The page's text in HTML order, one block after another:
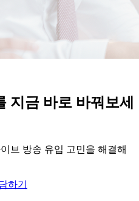
지금 바로 바꿔보세
브 방송 유입 고민을 해결해
하기